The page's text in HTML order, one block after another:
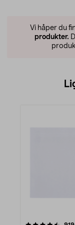
Vi håper du
produkter.